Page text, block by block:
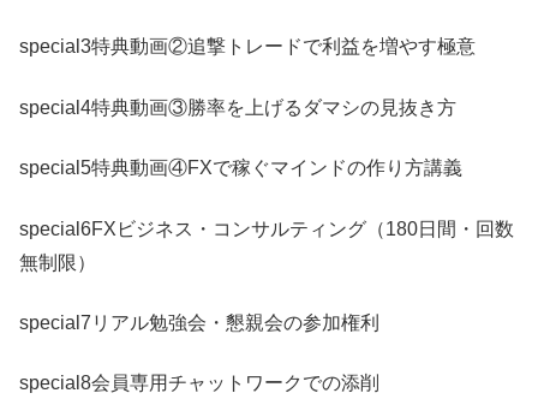
special3特典動画②追撃トレードで利益を増やす極意
special4特典動画③勝率を上げるダマシの見抜き方
special5特典動画④FXで稼ぐマインドの作り方講義
special6FXビジネス・コンサルティング（180日間・回数
無制限）
special7リアル勉強会・懇親会の参加権利
special8会員専用チャットワークでの添削